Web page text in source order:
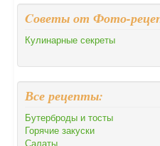
Cоветы от Фото-
Кулинарные секреты
Все рецепты:
Бутерброды и тосты
Горячие закуски
Салаты